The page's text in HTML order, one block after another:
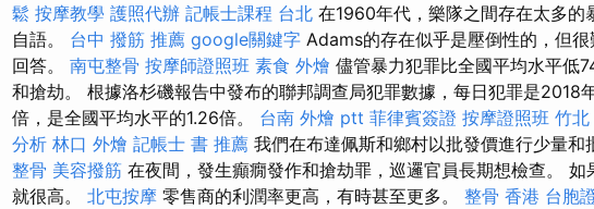
鬆 按摩教學 護照代辦 記帳士課程 台北 在1960年代，樂隊之間存在太多的
自語。 台中 撥筋 推薦 google關鍵字 Adams的存在似乎是壓倒性的，但
回答。 南屯整骨 按摩師證照班 素食 外燴 儘管暴力犯罪比全國平均水平低
和搶劫。 根據洛杉磯報告中發布的聯邦調查局犯罪數據，每日犯罪是2018
倍，是全國平均水平的1.26倍。 台南 外燴 ptt 菲律賓簽證 按摩證照班 竹
分析 林口 外燴 記帳士 書 推薦 我們在布達佩斯和鄉村以批發價進行少量和
整骨 美容撥筋 在夜間，發生癲癇發作和搶劫罪，巡邏官員長期想檢查。
就很高。 北屯按摩 零售商的利潤率更高，有時甚至更多。 整骨 香港 台胞